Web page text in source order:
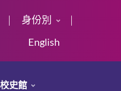
身份別
English
校史館